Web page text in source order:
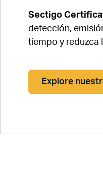
Sectigo
detección,
tiempo y reduzca
Explore